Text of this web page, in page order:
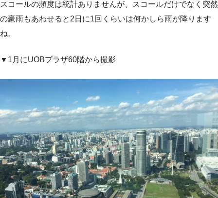
スコールの頻度は統計ありませんが、スコールだけでなく突然
の豪雨もあわせると2日に1回くらいは何かしら雨が降ります
ね。
▼1月にUOBプラザ60階から撮影